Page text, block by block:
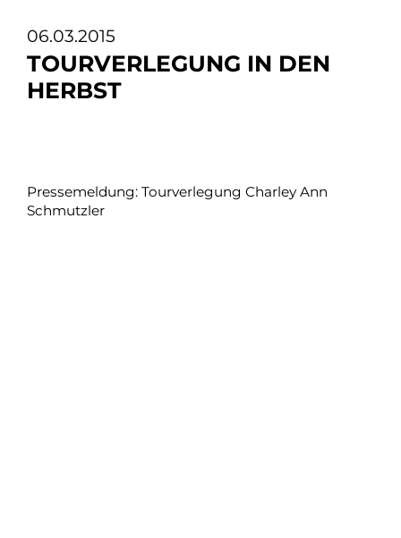
06.03.2015
TOURVERLEGUNG IN DEN
HERBST
Pressemeldung: Tourverlegung Charley Ann
Schmutzler